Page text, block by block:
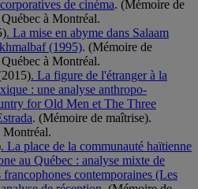
de cinéma. (Mémoire de
à Montréal.
. La mise en abyme dans Salaam
(1995). (Mémoire de
à Montréal.
. La figure de l'étranger à la
: une analyse anthropo-
for Old Men et The Three
. (Mémoire de maîtrise).
Montréal.
. La place de la communauté haïtienne
au Québec : analyse mixte de
francophones contemporaines (Les